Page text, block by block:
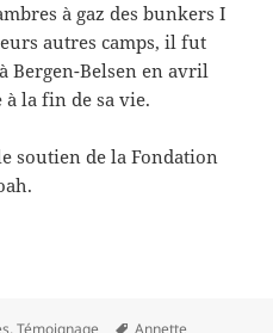
à gaz des bunkers I
autres camps, il fut
Bergen-Belsen en avril
la fin de sa vie.
soutien de la Fondation
,Témoignage Mots-
Annette